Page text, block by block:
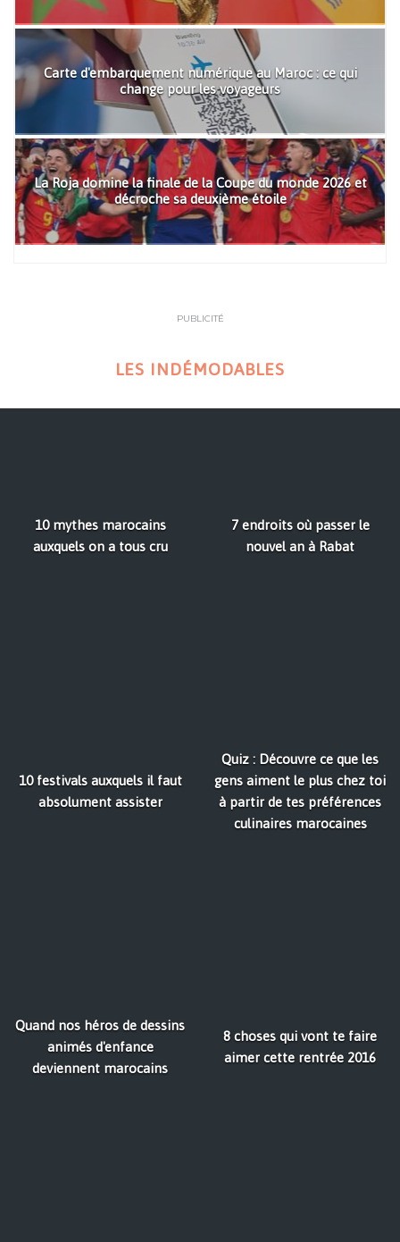
Carte d'embarquement numérique au Maroc : ce qui
change pour les voyageurs
La Roja domine la finale de la Coupe du monde 2026 et
décroche sa deuxième étoile
PUBLICITÉ
LES INDÉMODABLES
10 mythes marocains
auxquels on a tous cru
7 endroits où passer le
nouvel an à Rabat
10 festivals auxquels il faut
absolument assister
Quiz : Découvre ce que les
gens aiment le plus chez toi
à partir de tes préférences
culinaires marocaines
Quand nos héros de dessins
animés d'enfance
deviennent marocains
8 choses qui vont te faire
aimer cette rentrée 2016